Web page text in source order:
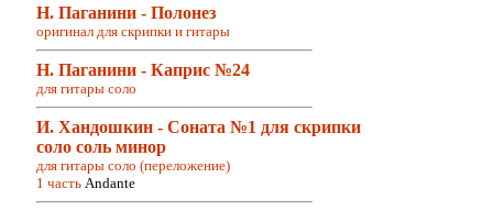
Н. Паганини - Полонез
оригинал для скрипки и гитары
Н. Паганини - Каприс №24
для гитары соло
И. Хандошкин - Соната №1 для скрипки
соло соль минор
для гитары соло (переложение)
1 часть Andante